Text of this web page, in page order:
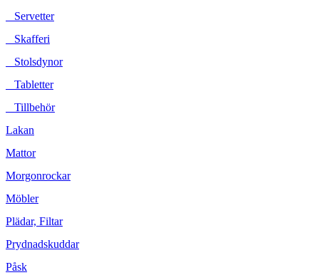
Servetter
Skafferi
Stolsdynor
Tabletter
Tillbehör
Lakan
Mattor
Morgonrockar
Möbler
Plädar, Filtar
Prydnadskuddar
Påsk